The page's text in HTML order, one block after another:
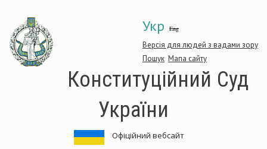
основного
матеріалу
Укр Eng
Версія для людей з вадами зору
Пошук Мапа сайту
Конституційний Суд
України
Офіційний вебсайт